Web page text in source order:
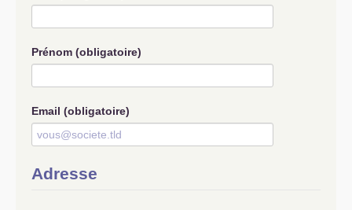
Prénom (obligatoire)
Email (obligatoire)
Adresse